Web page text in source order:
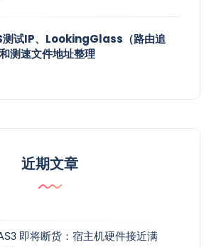
测试IP、LookingGlass（路由追
测速文件地址整理
近期文章
即将断货：宿主机硬件接近满